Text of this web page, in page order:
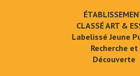
CLASSÉ ART &
Labelissé Jeune
Recherche et
Découverte